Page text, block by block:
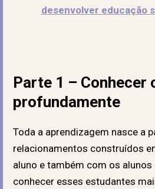
desenvolver educação
Parte 1 – Conhecer
profundamente
Toda a aprendizagem nasce a
relacionamentos construídos
aluno e também com os alunos
conhecer esses estudantes